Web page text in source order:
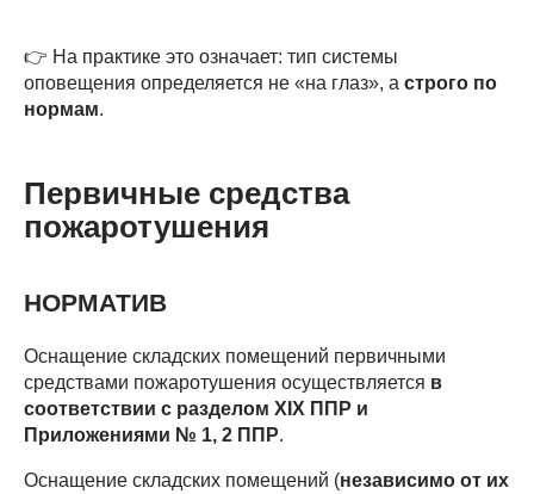
👉 На практике это означает: тип системы
оповещения определяется не «на глаз», а строго по
нормам.
Первичные средства
пожаротушения
НОРМАТИВ
Оснащение складских помещений первичными
средствами пожаротушения осуществляется в
соответствии с разделом XIX ППР и
Приложениями № 1, 2 ППР.
Оснащение складских помещений (независимо от их